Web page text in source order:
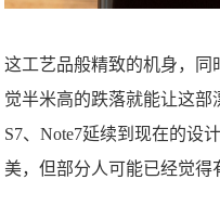
这工艺品般精致的机身，
觉半米高的跌落就能让这部
S7、Note7延续到现在的设
美，但部分人可能已经觉得